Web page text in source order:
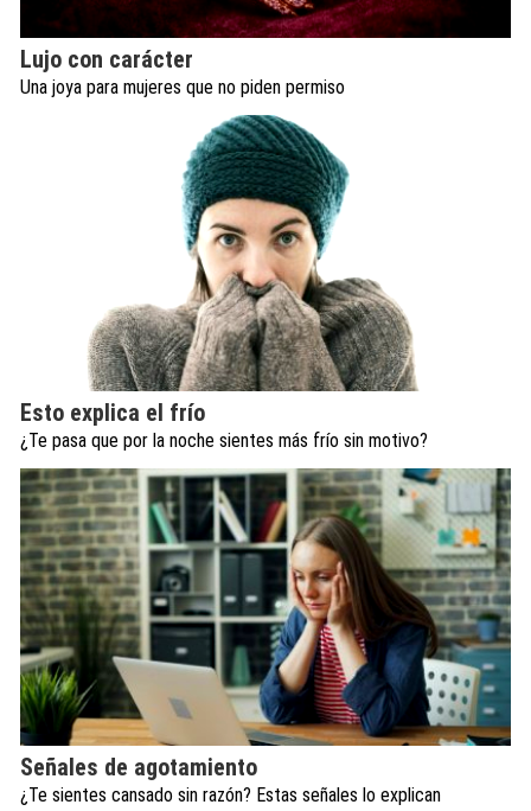
Lujo con carácter
Una joya para mujeres que no piden permiso
Esto explica el frío
¿Te pasa que por la noche sientes más frío sin motivo?
Señales de agotamiento
¿Te sientes cansado sin razón? Estas señales lo explican